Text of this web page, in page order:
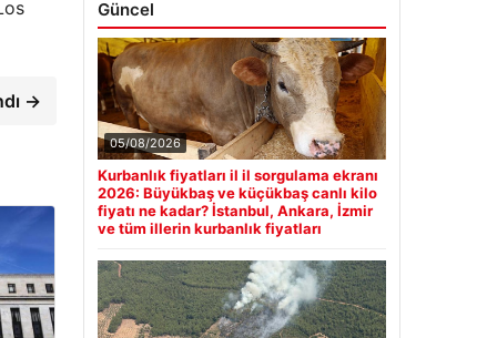
→
Güncel
05/08/2026
Kurbanlık fiyatları il il sorgulama ekranı
2026: Büyükbaş ve küçükbaş canlı kilo
fiyatı ne kadar? İstanbul, Ankara, İzmir
ve tüm illerin kurbanlık fiyatları